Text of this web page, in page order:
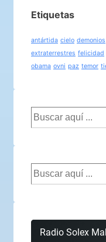
Etiquetas
antártida cielo demonios
extraterrestres felicidad
obama ovni paz temor
Buscar
por:
Buscar
por: